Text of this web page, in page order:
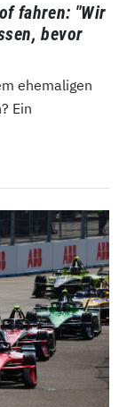
fahren: "Wir
bevor
ehemaligen
Ein